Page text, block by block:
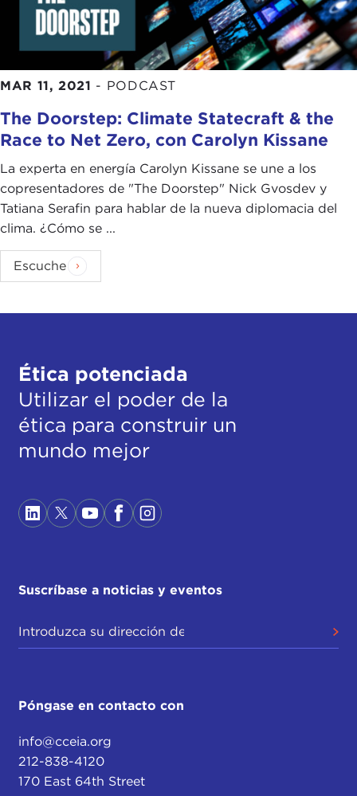
MAR 11, 2021 - PODCAST
The Doorstep: Climate Statecraft & the
Race to Net Zero, con Carolyn Kissane
La experta en energía Carolyn Kissane se une a los
copresentadores de "The Doorstep" Nick Gvosdev y
Tatiana Serafin para hablar de la nueva diplomacia del
clima. ¿Cómo se ...
Escuche
Ética potenciada
Utilizar el poder de la
ética para construir un
mundo mejor
Suscríbase a noticias y eventos
Póngase en contacto con
info@cceia.org
212-838-4120
170 East 64th Street